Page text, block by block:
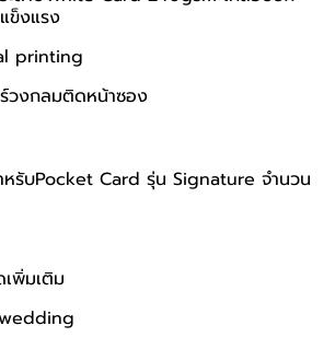
ข็งแรง
printing
วงกลมติดหน้าซอง
หรับPocket Card รุ่น Signature จำนวน
เพิ่มเติม